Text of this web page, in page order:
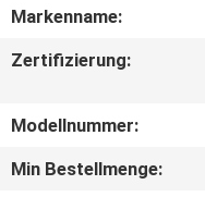
AUSFLUG
Markenname:
Zertifizierung:
Modellnummer:
Min Bestellmenge: